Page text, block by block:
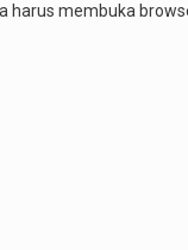
harus membuka